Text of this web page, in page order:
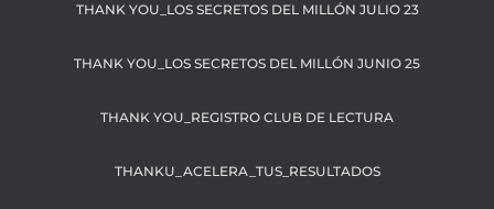
THANK YOU_LOS SECRETOS DEL MILLÓN JULIO 23
THANK YOU_LOS SECRETOS DEL MILLÓN JUNIO 25
THANK YOU_REGISTRO CLUB DE LECTURA
THANKU_ACELERA_TUS_RESULTADOS